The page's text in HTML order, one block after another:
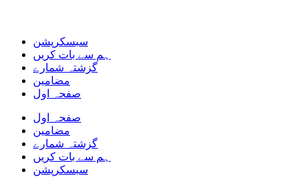
سبسکرپشن
ہم سے بات کریں
گزشتہ شمارے
مضامین
صفحہ اول
صفحہ اول
مضامین
گزشتہ شمارے
ہم سے بات کریں
سبسکرپشن